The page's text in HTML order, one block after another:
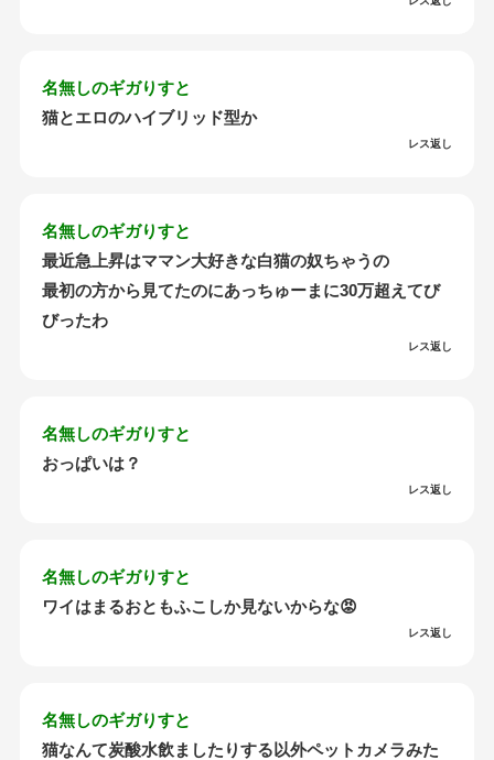
名無しのギガりすと
猫とエロのハイブリッド型か
レス返し
名無しのギガりすと
最近急上昇はママン大好きな白猫の奴ちゃうの
最初の方から見てたのにあっちゅーまに30万超えてび
びったわ
レス返し
名無しのギガりすと
おっぱいは？
レス返し
名無しのギガりすと
ワイはまるおともふこしか見ないからな😡
レス返し
名無しのギガりすと
猫なんて炭酸水飲ましたりする以外ペットカメラみた